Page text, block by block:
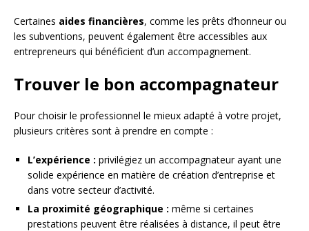
Certaines aides financières, comme les prêts d’honneur ou
les subventions, peuvent également être accessibles aux
entrepreneurs qui bénéficient d’un accompagnement.
Trouver le bon accompagnateur
Pour choisir le professionnel le mieux adapté à votre projet,
plusieurs critères sont à prendre en compte :
L’expérience : privilégiez un accompagnateur ayant une
solide expérience en matière de création d’entreprise et
dans votre secteur d’activité.
La proximité géographique : même si certaines
prestations peuvent être réalisées à distance, il peut être